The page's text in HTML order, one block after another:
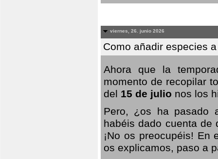
viernes, 26. junio 2026
Como añadir especies
Ahora que la
momento de recopilar
del 15 de julio nos los
Pero, ¿os ha pasado
habéis dado cuenta de
¡No os preocupéis!
os explicamos, paso a